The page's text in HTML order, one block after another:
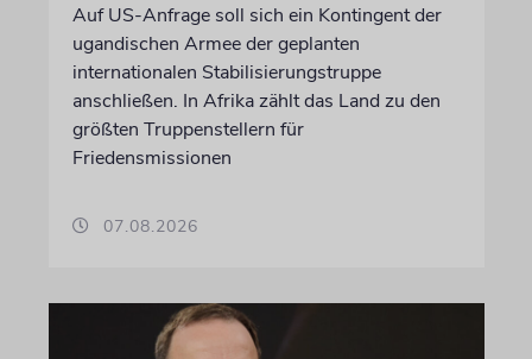
Auf US-Anfrage soll sich ein Kontingent der
ugandischen Armee der geplanten
internationalen Stabilisierungstruppe
anschließen. In Afrika zählt das Land zu den
größten Truppenstellern für
Friedensmissionen
07.08.2026